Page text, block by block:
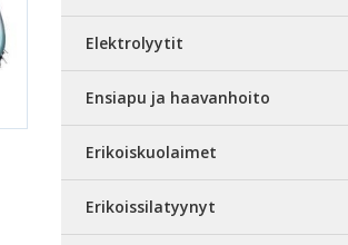
Elektrolyytit
Ensiapu ja haavanhoito
Erikoiskuolaimet
Erikoissilatyynyt